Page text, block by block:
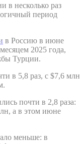
в несколько раз
период
в Россию в июне
2025 года,
Турции.
в 5,8 раз, с $7,6 млн
почти в 2,8 раза:
а в этом июне
меньше: в